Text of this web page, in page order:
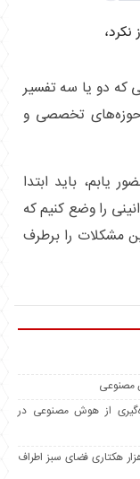
که دو یا سه تفسیر
تخصصی و
یابم، باید ابتدا
را وضع کنیم که
مشکلات را برطرف
مصنوعی
از هوش مصنوعی در
درختی در پایتخت قطع نمی‌شود/ اتمام طرح ۵۰ هزار هکتاری فضای سبز اطراف